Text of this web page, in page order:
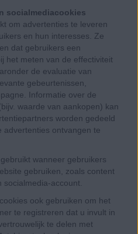
socialmediacookies
om advertenties te leveren
en hun interesses. Ze
dat gebruikers een
het meten van de effectiviteit
de evaluatie van
gebeurtenissen,
Informatie over de
waarde van aankopen) kan
worden gedeeld
advertenties ontvangen te
wanneer gebruikers
gebruiken, zoals content
account.
ook gebruiken om het
te registreren dat u invult in
te delen met